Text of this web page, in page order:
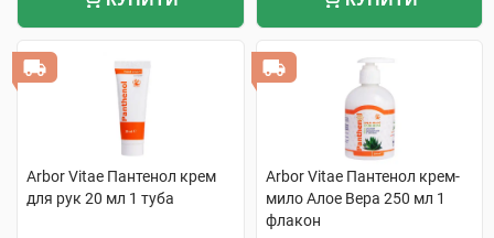
Arbor Vitae Пантенол крем
для рук 20 мл 1 туба
Arbor Vitae Пантенол крем-
мило Алое Вера 250 мл 1
флакон